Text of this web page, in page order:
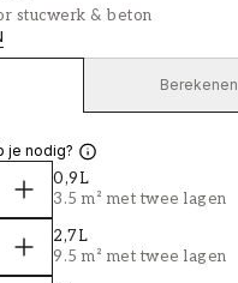
stucwerk & beton
Berekenen
je nodig?
0,9L
3.5 m² met twee lagen
2,7L
9.5 m² met twee lagen